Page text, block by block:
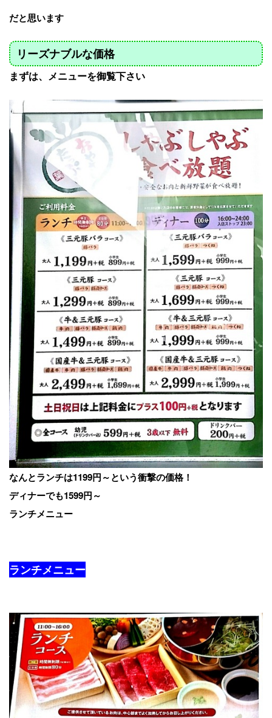
だと思います
リーズナブルな価格
まずは、メニューを御覧下さい
なんとランチは1199円～という衝撃の価格！
ディナーでも1599円～
ランチメニュー
ランチメニュー